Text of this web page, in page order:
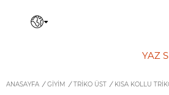
YAZ
ANASAYFA / GİYİM / TRIKO ÜST / KISA KOLLU